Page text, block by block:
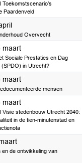
Paardenveld
2025
Overvecht
maart2025
Sociale Prestaties en Dag
(SPDO) in Utrecht?
maart2025
mensen
maart2025
Visie stedenbouw Utrecht 2040:
in de tien-minutenstad en
2025
en de ontwikkeling van